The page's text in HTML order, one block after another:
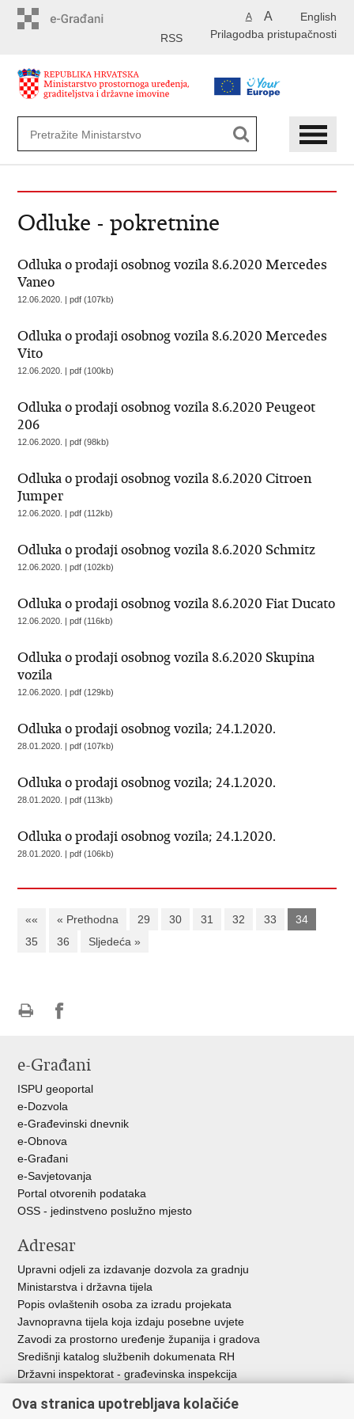
English
A A
Prilagodba pristupačnosti
RSS
Odluke - pokretnine
Odluka o prodaji osobnog vozila 8.6.2020 Mercedes
Vaneo
12.06.2020. | pdf (107kb)
Odluka o prodaji osobnog vozila 8.6.2020 Mercedes
Vito
12.06.2020. | pdf (100kb)
Odluka o prodaji osobnog vozila 8.6.2020 Peugeot
206
12.06.2020. | pdf (98kb)
Odluka o prodaji osobnog vozila 8.6.2020 Citroen
Jumper
12.06.2020. | pdf (112kb)
Odluka o prodaji osobnog vozila 8.6.2020 Schmitz
12.06.2020. | pdf (102kb)
Odluka o prodaji osobnog vozila 8.6.2020 Fiat Ducato
12.06.2020. | pdf (116kb)
Odluka o prodaji osobnog vozila 8.6.2020 Skupina
vozila
12.06.2020. | pdf (129kb)
Odluka o prodaji osobnog vozila; 24.1.2020.
28.01.2020. | pdf (107kb)
Odluka o prodaji osobnog vozila; 24.1.2020.
28.01.2020. | pdf (113kb)
Odluka o prodaji osobnog vozila; 24.1.2020.
28.01.2020. | pdf (106kb)
«« « Prethodna 29 30 31 32 33
34
35
36 Sljedeća »
FacebookuTwitteru
e-Građani
ISPU geoportal
e-Dozvola
e-Građevinski dnevnik
e-Obnova
e-Građani
e-Savjetovanja
Portal otvorenih podataka
OSS - jedinstveno poslužno mjesto
Adresar
Upravni odjeli za izdavanje dozvola za gradnju
Ministarstva i državna tijela
Popis ovlaštenih osoba za izradu projekata
Javnopravna tijela koja izdaju posebne uvjete
Zavodi za prostorno uređenje županija i gradova
Središnji katalog službenih dokumenata RH
Državni inspektorat - građevinska inspekcija
Ova stranica upotrebljava kolačiće